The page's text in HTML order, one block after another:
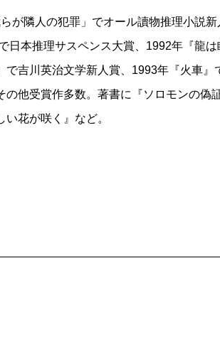
が隣人の犯罪」でオール讀物推理小説新
日本推理サスペンス大賞、1992年『龍
で吉川英治文学新人賞、1993年『火車』
の他受賞作多数。著書に『ソロモンの偽
花が咲く』など。